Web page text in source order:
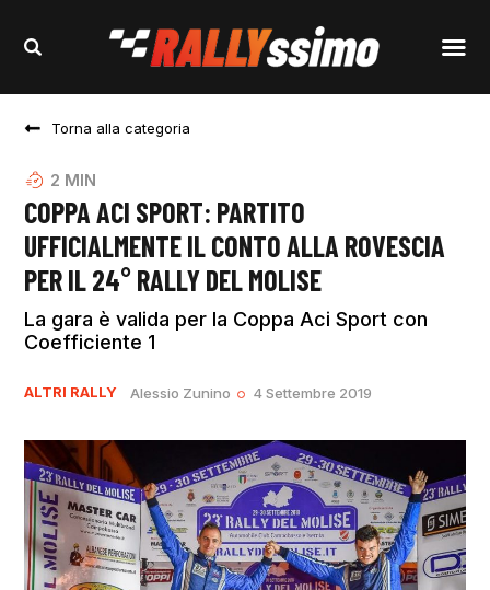
Torna alla categoria
2 MIN
COPPA ACI SPORT: PARTITO
UFFICIALMENTE IL CONTO ALLA ROVESCIA
PER IL 24° RALLY DEL MOLISE
La gara è valida per la Coppa Aci Sport con
Coefficiente 1
ALTRI RALLY Alessio Zunino 4 Settembre 2019